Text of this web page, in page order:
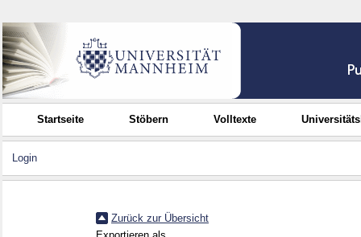
Startseite Stöbern Volltexte
Login
Zurück zur Übersicht